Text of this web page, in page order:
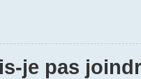
je pas